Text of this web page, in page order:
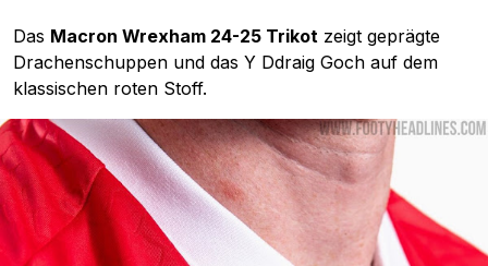
Das Macron Wrexham 24-25 Trikot zeigt geprägte
Drachenschuppen und das Y Ddraig Goch auf dem
klassischen roten Stoff.